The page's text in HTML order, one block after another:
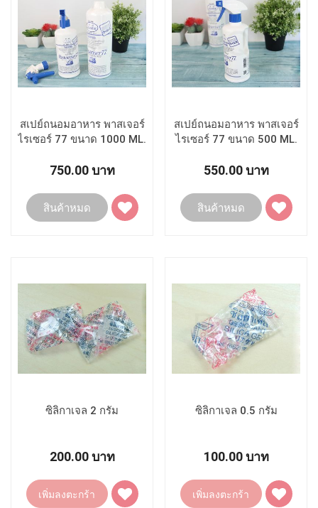
สเปย์ถนอมอาหาร พาสเจอร์
ไรเซอร์ 77 ขนาด 1000 ML.
750.00 บาท
สินค้าหมด
เพิ่ม
ไป
สเปย์ถนอมอาหาร พาสเจอร์
ไรเซอร์ 77 ขนาด 500 ML.
550.00 บาท
สินค้าหมด
เพิ่ม
ไป
ซิลิกาเจล 2 กรัม
200.00 บาท
เพิ่มลงตะกร้า
เพิ่ม
ไป
ซิลิกาเจล 0.5 กรัม
100.00 บาท
เพิ่มลงตะกร้า
เพิ่ม
ไป